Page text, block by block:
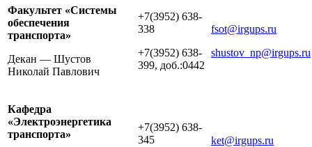
Факультет «Системы
обеспечения
транспорта»
Декан — Шустов
Николай Павлович
+7(3952) 638-
338
+7(3952) 638-
399, доб.:0442
fsot@irgups.ru
shustov_np@irgups.ru
Кафедра
«Электроэнергетика
транспорта»
+7(3952) 638-
345
ket@irgups.ru